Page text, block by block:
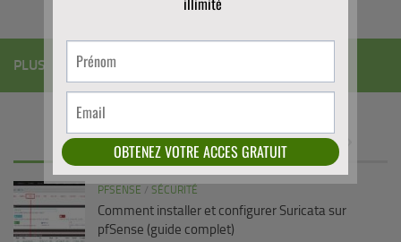
PLUS
PFSENSE / SÉCURITÉ
Comment installer et configurer Suricata sur
pfSense (guide complet)